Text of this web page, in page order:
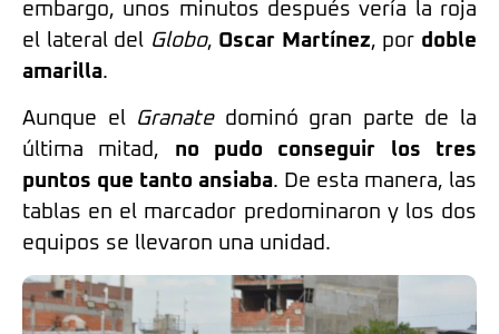
embargo, unos minutos después vería la roja
el lateral del Globo, Oscar Martínez, por doble
amarilla.
Aunque el Granatedominó gran parte de la
última mitad, no pudo conseguir los tres
puntos que tanto ansiaba. De esta manera, las
tablas en el marcador predominaron y los dos
equipos se llevaron una unidad.